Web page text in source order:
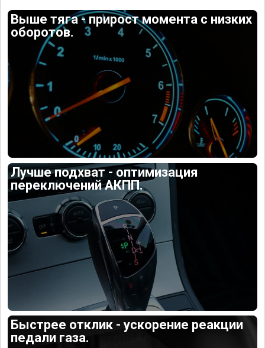
Выше тяга - прирост момента с низких
оборотов.
Лучше подхват - оптимизация
переключений АКПП.
Быстрее отклик - ускорение реакции
педали газа.